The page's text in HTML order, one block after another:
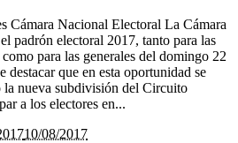
Cámara Nacional Electoral La Cámara
padrón electoral 2017, tanto para las
para las generales del domingo 22
destacar que en esta oportunidad se
la nueva subdivisión del Circuito
a los electores en...
10/08/2017